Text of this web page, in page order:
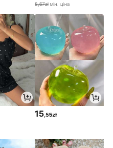
8,67zł мін. ціна
15 ,55zł